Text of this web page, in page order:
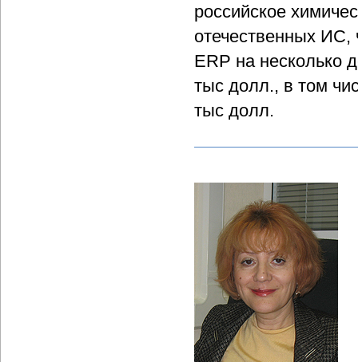
российское
отечественных ИС,
ERP на несколько
тыс долл., в том
тыс долл.